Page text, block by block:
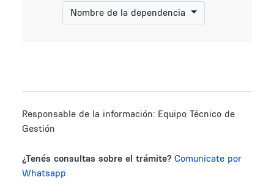
Nombre de la dependencia
Responsable de la información: Equipo Técnico de
Gestión
¿Tenés consultas sobre el trámite? Comunicate por
Whatsapp